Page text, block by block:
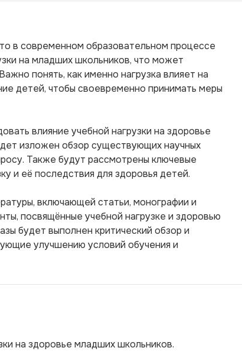
в современном образовательном процессе
на младших школьников, что может
понять, как именно нагрузка влияет на
детей, чтобы своевременно принимать меры
влияние учебной нагрузки на здоровье
изложен обзор существующих научных
Также будут рассмотрены ключевые
и её последствия для здоровья детей.
включающей статьи, монографии и
посвящённые учебной нагрузке и здоровью
будет выполнен критический обзор и
улучшению условий обучения и
на здоровье младших школьников.